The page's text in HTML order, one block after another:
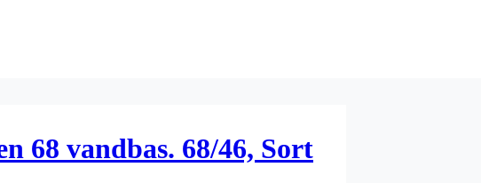
68 vandbas. 68/46, Sort